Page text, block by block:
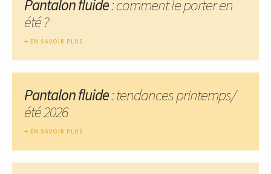
Pantalon fluide: comment le porter en
été ?
EN SAVOIR PLUS
Pantalon fluide: tendances printemps/
été 2026
EN SAVOIR PLUS